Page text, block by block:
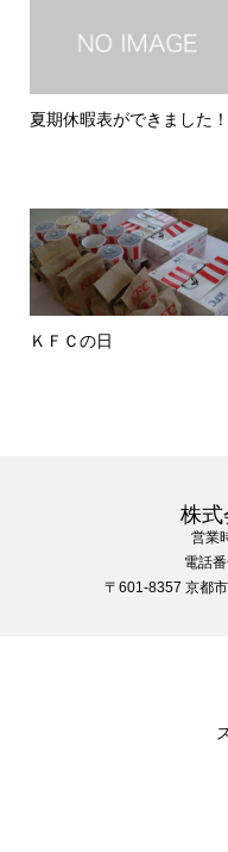
夏期休暇表ができました！
ＫＦＣの日
株式
営業
電話
〒601-8357 京都